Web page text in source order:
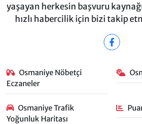
yaşayan herkesin başvuru
hızlı habercilik için bizi takip
Osmaniye Nöbetçi
Eczaneler
Osmaniye Trafik
Yoğunluk Haritası